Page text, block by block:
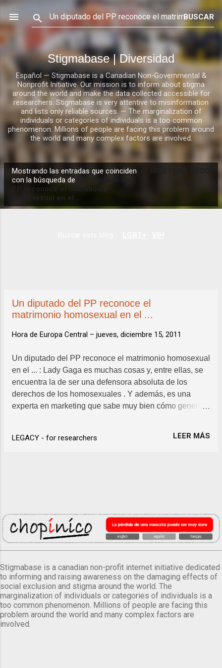
Ir al contenido principal
Stigmabase | Diversidad
Español — Stigmabase is a Canadian Non-Governmental &
Nonprofit Initiative. Our mission is to inform about stigma
around the world and make the data collected accessible for
researchers. Stigmabase is very attentive to misinformation
and lists only reliable sources. — The marginalization of
individuals or categories of individuals is a too common
phenomenon. Millions of people are facing this problem around
the world and many complex factors are involved.
t
Mostrando las entradas que coinciden
con la búsqueda de
PP reconoce el matrimonio
homosexual en el ...
Un diputado del PP reconoce el
matrimonio homosexual en el ...
Hora de Europa Central – jueves, diciembre 15, 2011
Un diputado del PP reconoce el matrimonio homosexual
en el ... : Lady Gaga es muchas cosas y, entre ellas, se
encuentra la de ser una defensora absoluta de los
derechos de los homosexuales . Y además, es una
experta en marketing que sabe muy bien cómo generar
LEGACY - for researchers LEER MÁS
Stigmabase is a canadian non-profit internet initiative dedicated
to informing and raising awareness on the damaging effects of
social exclusion and stigma around the world. The
marginalization of individuals or categories of individuals is a
too common phenomenon. Millions of people are facing this
problem around the world and many complex factors are
involved.